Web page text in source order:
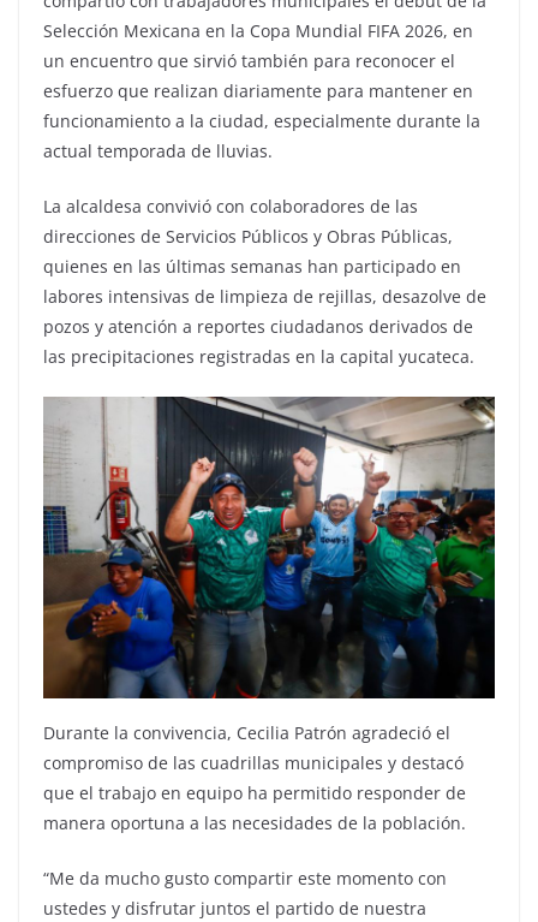
Selección Mexicana en la Copa Mundial FIFA 2026, en
un encuentro que sirvió también para reconocer el
esfuerzo que realizan diariamente para mantener en
funcionamiento a la ciudad, especialmente durante la
actual temporada de lluvias.
La alcaldesa convivió con colaboradores de las
direcciones de Servicios Públicos y Obras Públicas,
quienes en las últimas semanas han participado en
labores intensivas de limpieza de rejillas, desazolve de
pozos y atención a reportes ciudadanos derivados de
las precipitaciones registradas en la capital yucateca.
Durante la convivencia, Cecilia Patrón agradeció el
compromiso de las cuadrillas municipales y destacó
que el trabajo en equipo ha permitido responder de
manera oportuna a las necesidades de la población.
“Me da mucho gusto compartir este momento con
ustedes y disfrutar juntos el partido de nuestra